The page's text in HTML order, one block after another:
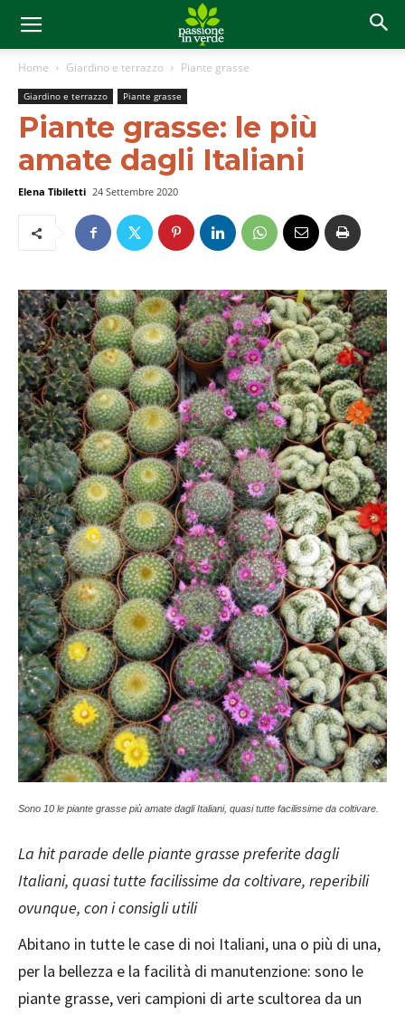
Home Giardino e terrazzo Piante grasse
Giardino e terrazzo Piante grasse
Piante grasse: le più
amate dagli Italiani
Elena Tibiletti 24 Settembre 2020
Sono 10 le piante grasse più amate dagli Italiani, quasi tutte facilissime da coltivare.
La hit parade delle piante grasse preferite dagli
Italiani, quasi tutte facilissime da coltivare, reperibili
ovunque, con i consigli utili
Abitano in tutte le case di noi Italiani, una o più di una,
per la bellezza e la facilità di manutenzione: sono le
piante grasse, veri campioni di arte scultorea da un